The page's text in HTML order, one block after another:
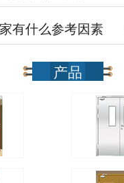
有什么参考因素
产品